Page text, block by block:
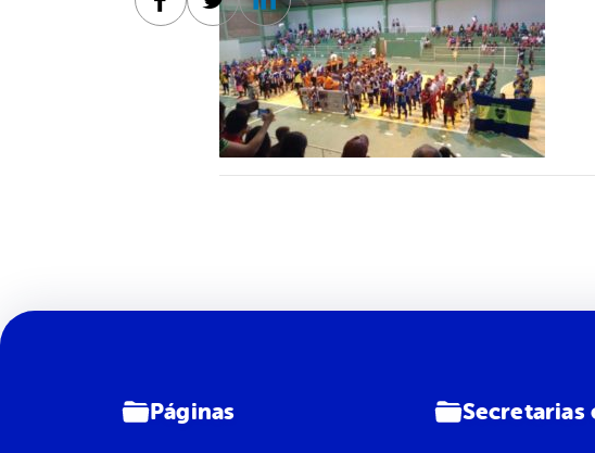
Facebook
TwitterLinkedin
Páginas Secretarias